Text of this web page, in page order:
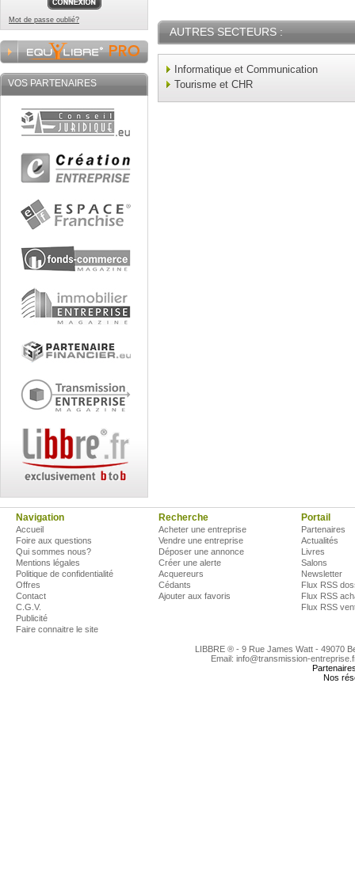
Mot de passe oublié?
VOS PARTENAIRES
AUTRES SECTEURS :
Informatique et Communication
Tourisme et CHR
Navigation
Accueil
Foire aux questions
Qui sommes nous?
Mentions légales
Politique de confidentialité
Offres
Contact
C.G.V.
Publicité
Faire connaitre le site
Recherche
Acheter une entreprise
Vendre une entreprise
Déposer une annonce
Créer une alerte
Acquereurs
Cédants
Ajouter aux favoris
Portail
Partenaires
Actualités
Livres
Salons
Newsletter
Flux RSS
Flux RSS
Flux RSS
LIBBRE ® - 9 Rue James Watt - 49070
Email: info@transmission-
Nos